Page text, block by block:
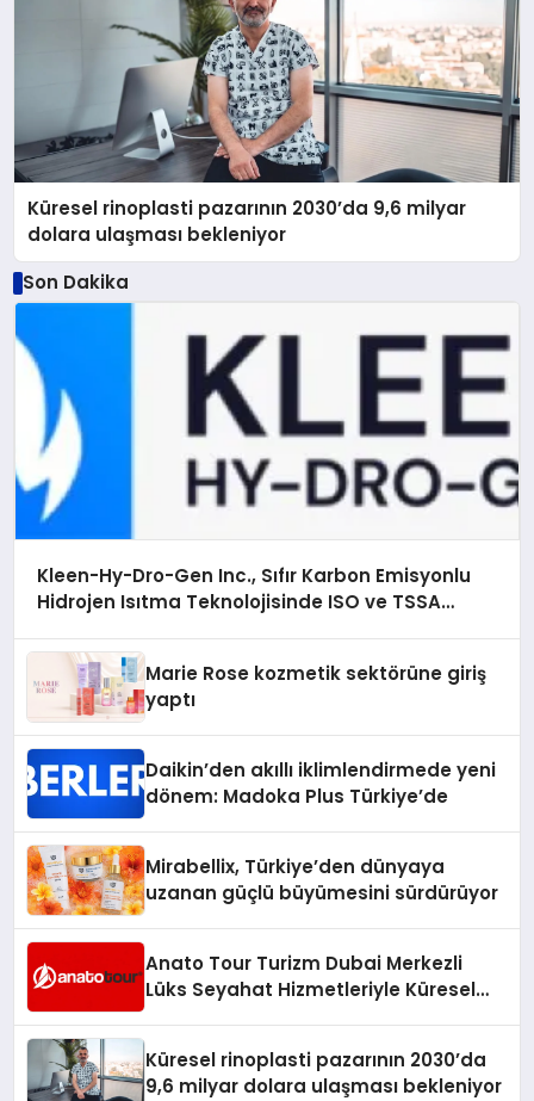
Küresel rinoplasti pazarının 2030’da 9,6 milyar
dolara ulaşması bekleniyor
Son Dakika
Kleen-Hy-Dro-Gen Inc., Sıfır Karbon Emisyonlu
Hidrojen Isıtma Teknolojisinde ISO ve TSSA
Marie Rose kozmetik sektörüne giriş
yaptı
Daikin’den akıllı iklimlendirmede yeni
dönem: Madoka Plus Türkiye’de
Mirabellix, Türkiye’den dünyaya
uzanan güçlü büyümesini sürdürüyor
Anato Tour Turizm Dubai Merkezli
Lüks Seyahat Hizmetleriyle Küresel
Küresel rinoplasti pazarının 2030’da
9,6 milyar dolara ulaşması bekleniyor